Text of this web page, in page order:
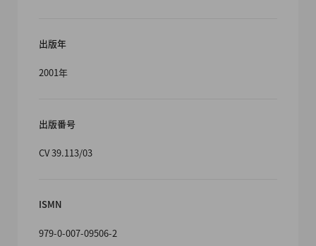
出版年
2001年
出版番号
CV 39.113/03
ISMN
979-0-007-09506-2